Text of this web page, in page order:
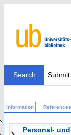
Search Submit
Information References
Personal-